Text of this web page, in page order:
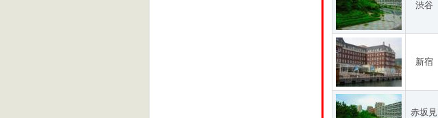
渋谷
新宿
赤坂見